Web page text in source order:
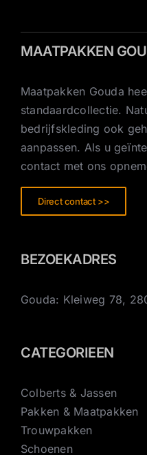
MAATPAKKEN
Maatpakken Gouda
standaardcollectie.
bedrijfskleding ook
aanpassen. Als u
contact met ons
Direct contact >>
BEZOEKADRES
Gouda: Kleiweg 78,
CATEGORIEEN
Colberts & Jassen
Pakken & Maatpakken
Trouwpakken
Schoenen